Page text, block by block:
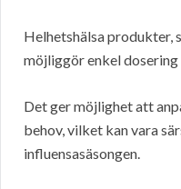
Helhetshälsa produkter,
möjliggör enkel
Det ger möjlighet att
behov, vilket kan vara
influensasäsongen.